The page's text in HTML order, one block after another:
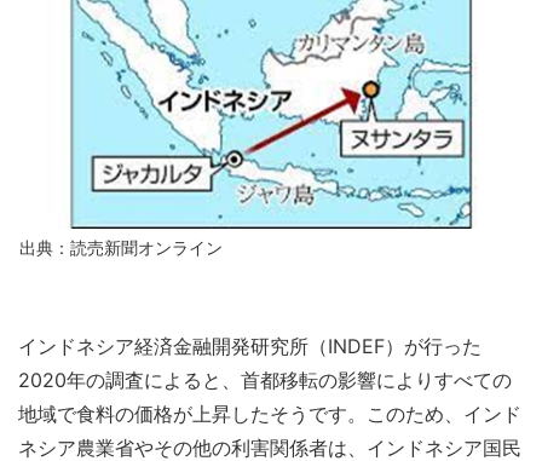
出典：読売新聞オンライン
インドネシア経済金融開発研究所（INDEF）が行った
2020年の調査によると、首都移転の影響によりすべての
地域で食料の価格が上昇したそうです。このため、インド
ネシア農業省やその他の利害関係者は、インドネシア国民